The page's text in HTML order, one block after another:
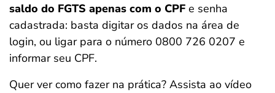
saldo do FGTS apenas com o CPF e senha
cadastrada: basta digitar os dados na área de
login, ou ligar para o número 0800 726 0207 e
informar seu CPF.
Quer ver como fazer na prática? Assista ao vídeo